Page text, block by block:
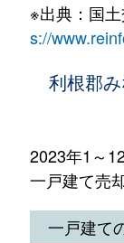
※出典：国
s://
利根郡
2023年1～
一戸建て売
一戸建て